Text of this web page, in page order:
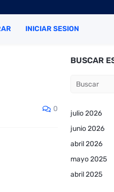
INICIAR SESION
0
BUSCAR
julio 2026
junio 2026
abril 2026
mayo 2025
abril 2025